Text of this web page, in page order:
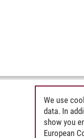
We use
data. In
show you
European